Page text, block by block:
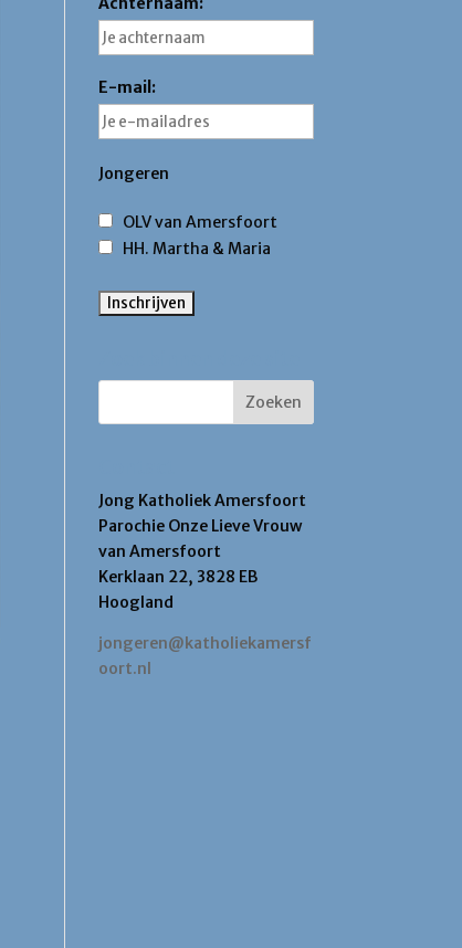
E-mail:
Jongeren
OLV van Amersfoort
HH. Martha & Maria
Jong Katholiek Amersfoort
Parochie Onze Lieve Vrouw
van Amersfoort
Kerklaan 22, 3828 EB
Hoogland
jongeren@katholiekamersf
oort.nl